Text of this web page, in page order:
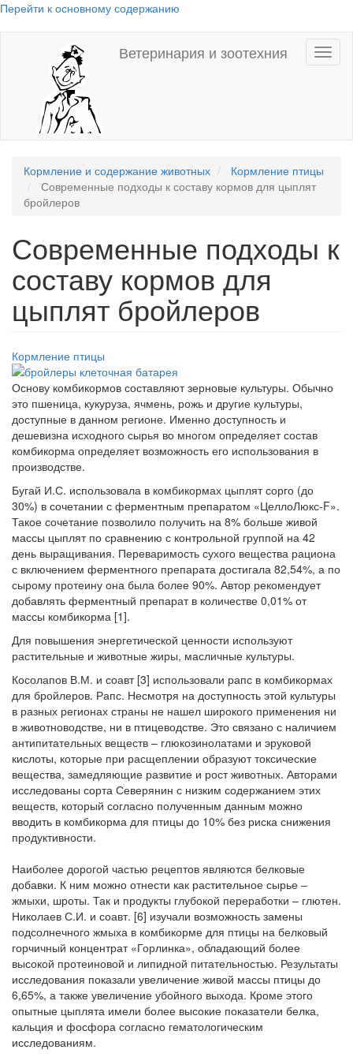
Перейти к основному содержанию
Ветеринария и зоотехния
Кормление и содержание животных
Кормление птицы
Современные подходы к составу кормов для цыплят
бройлеров
Современные подходы к
составу кормов для
цыплят бройлеров
Кормление птицы
Основу комбикормов составляют зерновые культуры. Обычно
это пшеница, кукуруза, ячмень, рожь и другие культуры,
доступные в данном регионе. Именно доступность и
дешевизна исходного сырья во многом определяет состав
комбикорма определяет возможность его использования в
производстве.
Бугай И.С. использовала в комбикормах цыплят сорго (до
30%) в сочетании с ферментным препаратом «ЦеллоЛюкс-F».
Такое сочетание позволило получить на 8% больше живой
массы цыплят по сравнению с контрольной группой на 42
день выращивания. Переваримость сухого вещества рациона
с включением ферментного препарата достигала 82,54%, а по
сырому протеину она была более 90%. Автор рекомендует
добавлять ферментный препарат в количестве 0,01% от
массы комбикорма [1].
Для повышения энергетической ценности используют
растительные и животные жиры, масличные культуры.
Косолапов В.М. и соавт [3] использовали рапс в комбикормах
для бройлеров. Рапс. Несмотря на доступность этой культуры
в разных регионах страны не нашел широкого применения ни
в животноводстве, ни в птицеводстве. Это связано с наличием
антипитательных веществ – глюкозинолатами и эруковой
кислоты, которые при расщеплении образуют токсические
вещества, замедляющие развитие и рост животных. Авторами
исследованы сорта Северянин с низким содержанием этих
веществ, который согласно полученным данным можно
вводить в комбикорма для птицы до 10% без риска снижения
продуктивности.
Наиболее дорогой частью рецептов являются белковые
добавки. К ним можно отнести как растительное сырье –
жмыхи, шроты. Так и продукты глубокой переработки – глютен.
Николаев С.И. и соавт. [6] изучали возможность замены
подсолнечного жмыха в комбикорме для птицы на белковый
горчичный концентрат «Горлинка», обладающий более
высокой протеиновой и липидной питательностью. Результаты
исследования показали увеличение живой массы птицы до
6,65%, а также увеличение убойного выхода. Кроме этого
опытные цыплята имели более высокие показатели белка,
кальция и фосфора согласно гематологическим
исследованиям.